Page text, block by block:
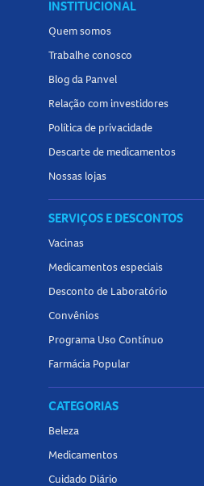
INSTITUCIONAL
Quem somos
Trabalhe conosco
Blog da Panvel
Relação com investidores
Política de privacidade
Descarte de medicamentos
Nossas lojas
SERVIÇOS E DESCONTOS
Vacinas
Medicamentos especiais
Desconto de Laboratório
Convênios
Programa Uso Contínuo
Farmácia Popular
CATEGORIAS
Beleza
Medicamentos
Cuidado Diário